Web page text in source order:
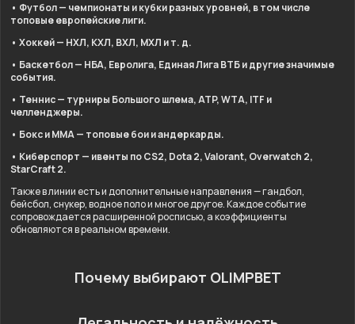
• Футбол — чемпионаты и кубки разных уровней, в том числе
топовые европейские лиги.
• Хоккей — НХЛ, КХЛ, ВХЛ, МХЛ и т. д.
• Баскетбол — НБА, Евролига, Единая Лига ВТБ и другие значимые
события.
• Теннис — турниры Большого шлема, ATP, WTA, ITF и
челленджеры.
• Бокс и ММА — топовые бои и андеркарды.
• Киберспорт — ивенты по CS2, Dota 2, Valorant, Overwatch 2,
StarCraft 2.
Также в линии есть и дополнительные направления — гандбол,
бейсбол, снукер, водное поло и многое другое. Каждое событие
сопровождается расширенной росписью, а коэффициенты
обновляются в реальном времени.
Почему выбирают OLIMPBET